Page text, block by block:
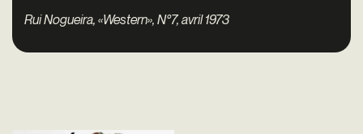
Rui Nogueira, «Western», N°7, avril 1973